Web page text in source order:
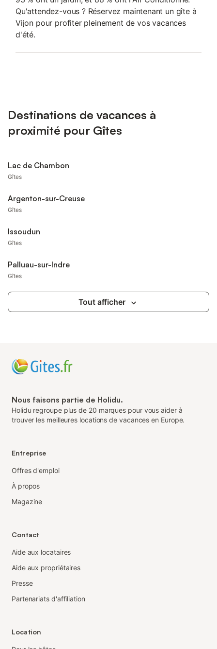
Qu'attendez-vous ? Réservez maintenant un gîte à
Vijon pour profiter pleinement de vos vacances
d'été.
Destinations de vacances à
proximité pour Gîtes
Lac de Chambon
Gîtes
Argenton-sur-Creuse
Gîtes
Issoudun
Gîtes
Palluau-sur-Indre
Gîtes
Tout afficher
Nous faisons partie de Holidu.
Holidu regroupe plus de 20 marques pour vous aider à
trouver les meilleures locations de vacances en Europe.
Entreprise
Offres d'emploi
À propos
Magazine
Contact
Aide aux locataires
Aide aux propriétaires
Presse
Partenariats d'affiliation
Location